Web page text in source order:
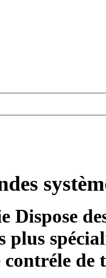
des
Dispose
plus
de